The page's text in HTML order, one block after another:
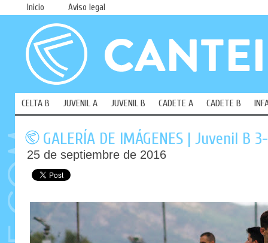
Inicio Aviso legal
CELTA B JUVENIL A JUVENIL B CADETE A CADETE B
GALERÍA DE IMÁGENES | Juvenil B
25 de septiembre de 2016